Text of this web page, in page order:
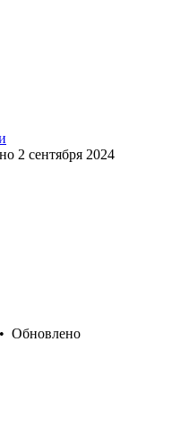
2 сентября 2024
• Обновлено